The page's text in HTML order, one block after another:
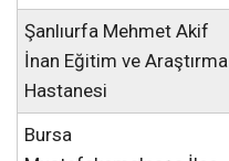
Şanlıurfa Mehmet Akif
İnan Eğitim ve Araştırma
Hastanesi
Bursa